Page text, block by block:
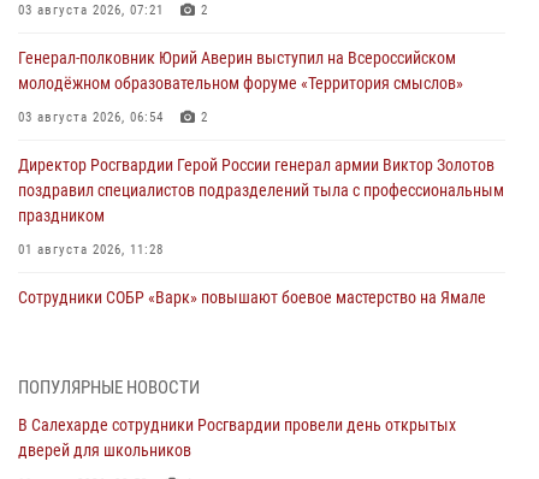
03 августа 2026, 07:21 2
Генерал-полковник Юрий Аверин выступил на Всероссийском
молодёжном образовательном форуме «Территория смыслов»
03 августа 2026, 06:54 2
Директор Росгвардии Герой России генерал армии Виктор Золотов
поздравил специалистов подразделений тыла с профессиональным
праздником
01 августа 2026, 11:28
Сотрудники СОБР «Варк» повышают боевое мастерство на Ямале
Офицеры спецназа Росгвардии провели практическое занятие для
29 июля 2026, 10:42
ПОПУЛЯРНЫЕ НОВОСТИ
В Салехарде сотрудники Росгвардии провели день открытых
дверей для школьников